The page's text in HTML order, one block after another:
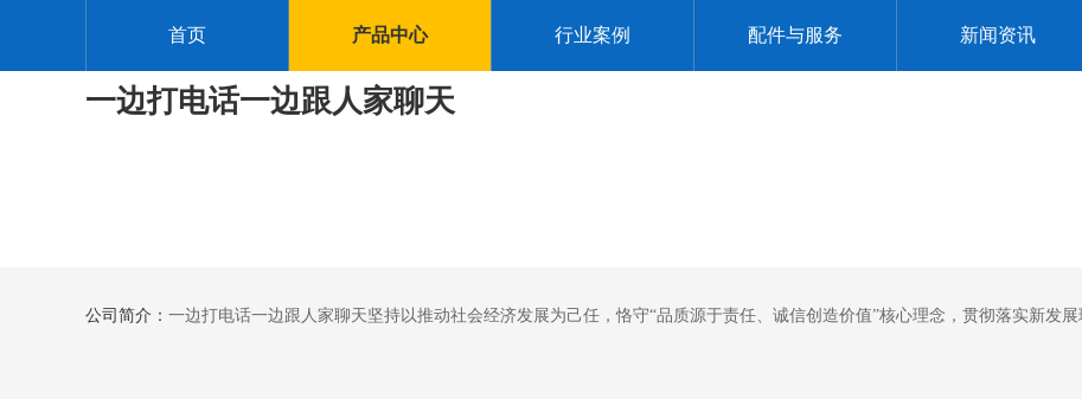
一边打电话一边跟人家聊天
首页 产品中心 行业案例 配件与服务 新闻资讯
公司简介： 一边打电话一边跟人家聊天坚持以推动社会经济发展为己任，恪守“品质源于责任、诚信创造价值”核心理念，贯彻落实新发